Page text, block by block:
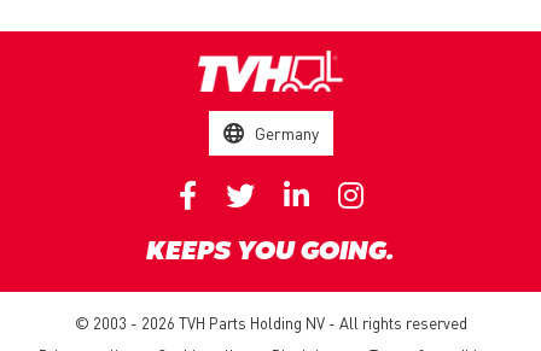
Germany
KEEPS YOU GOING.
© 2003 - 2026 TVH Parts Holding NV - All rights reserved